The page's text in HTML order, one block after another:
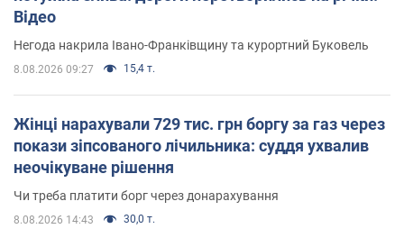
Відео
Негода накрила Івано-Франківщину та курортний Буковель
8.08.2026 09:27 15,4 т.
Жінці нарахували 729 тис. грн боргу за газ через
покази зіпсованого лічильника: суддя ухвалив
неочікуване рішення
Чи треба платити борг через донарахування
8.08.2026 14:43 30,0 т.